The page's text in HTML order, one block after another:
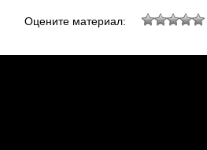
Оцените материал: